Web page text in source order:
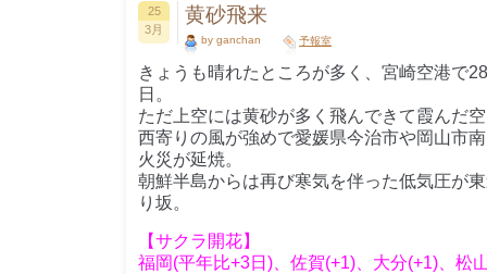
25
3月
黄砂飛来
by ganchan 予報室
きょうも晴れたところが多く、宮崎空港で
日。
ただ上空には黄砂が多く飛んできて霞んだ
西寄りの風が強めで愛媛県今治市や岡山市
火災が延焼。
朝鮮半島からは再び寒気を伴った低気圧が
り坂。
【サクラ開花】
福岡(平年比+3日)、佐賀(+1)、大分(+1)、松